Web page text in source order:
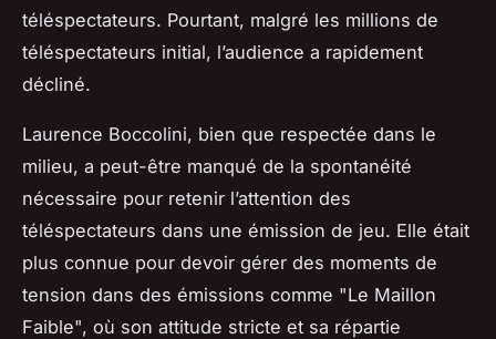
téléspectateurs. Pourtant, malgré les millions de
téléspectateurs initial, l’audience a rapidement
décliné.
Laurence Boccolini, bien que respectée dans le
milieu, a peut-être manqué de la spontanéité
nécessaire pour retenir l’attention des
téléspectateurs dans une émission de jeu. Elle était
plus connue pour devoir gérer des moments de
tension dans des émissions comme "Le Maillon
Faible", où son attitude stricte et sa répartie